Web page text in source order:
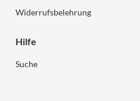
Widerrufsbelehrung
Hilfe
Suche